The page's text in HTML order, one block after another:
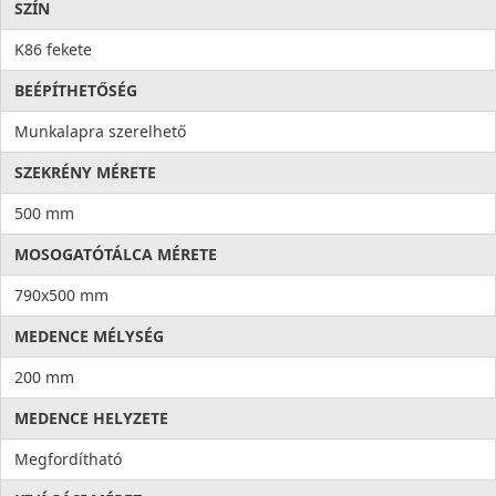
SZÍN
K86 fekete
BEÉPÍTHETŐSÉG
Munkalapra szerelhető
SZEKRÉNY MÉRETE
500 mm
MOSOGATÓTÁLCA MÉRETE
790x500 mm
MEDENCE MÉLYSÉG
200 mm
MEDENCE HELYZETE
Megfordítható